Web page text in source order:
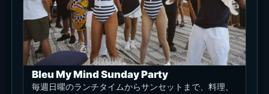
Bleu My Mind Sunday Party
毎週日曜のランチタイムからサンセットまで、料理、